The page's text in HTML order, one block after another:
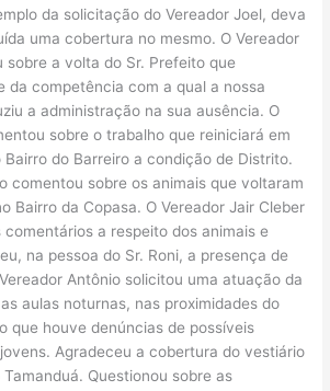
da solicitação do Vereador Joel, deva
uma cobertura no mesmo. O Vereador
sobre a volta do Sr. Prefeito que
da competência com a qual a nossa
a administração na sua ausência. O
sobre o trabalho que reiniciará em
do Barreiro a condição de Distrito.
comentou sobre os animais que voltaram
Bairro da Copasa. O Vereador Jair Cleber
a respeito dos animais e
na pessoa do Sr. Roni, a presença de
Antônio solicitou uma atuação da
aulas noturnas, nas proximidades do
que houve denúncias de possíveis
Agradeceu a cobertura do vestiário
Questionou sobre as